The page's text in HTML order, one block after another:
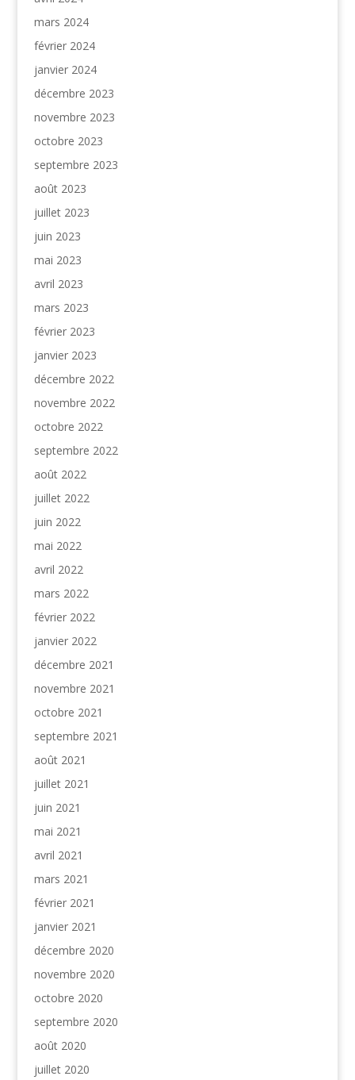
mars 2024
février 2024
janvier 2024
décembre 2023
novembre 2023
octobre 2023
septembre 2023
août 2023
juillet 2023
juin 2023
mai 2023
avril 2023
mars 2023
février 2023
janvier 2023
décembre 2022
novembre 2022
octobre 2022
septembre 2022
août 2022
juillet 2022
juin 2022
mai 2022
avril 2022
mars 2022
février 2022
janvier 2022
décembre 2021
novembre 2021
octobre 2021
septembre 2021
août 2021
juillet 2021
juin 2021
mai 2021
avril 2021
mars 2021
février 2021
janvier 2021
décembre 2020
novembre 2020
octobre 2020
septembre 2020
août 2020
juillet 2020